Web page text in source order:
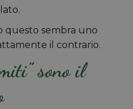
sembra uno
il contrario.
sono il